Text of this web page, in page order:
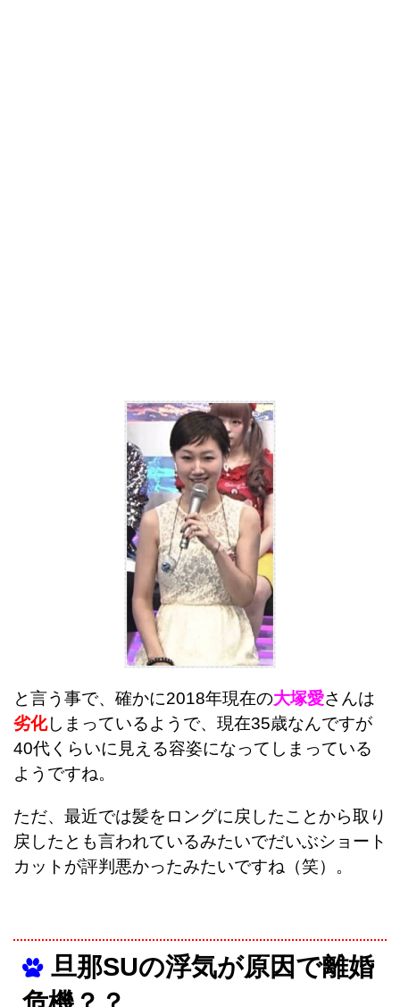
と言う事で、確かに2018年現在の大塚愛さんは
劣化しまっているようで、現在35歳なんですが
40代くらいに見える容姿になってしまっている
ようですね。
ただ、最近では髪をロングに戻したことから取り
戻したとも言われているみたいでだいぶショート
カットが評判悪かったみたいですね（笑）。
旦那SUの浮気が原因で離婚